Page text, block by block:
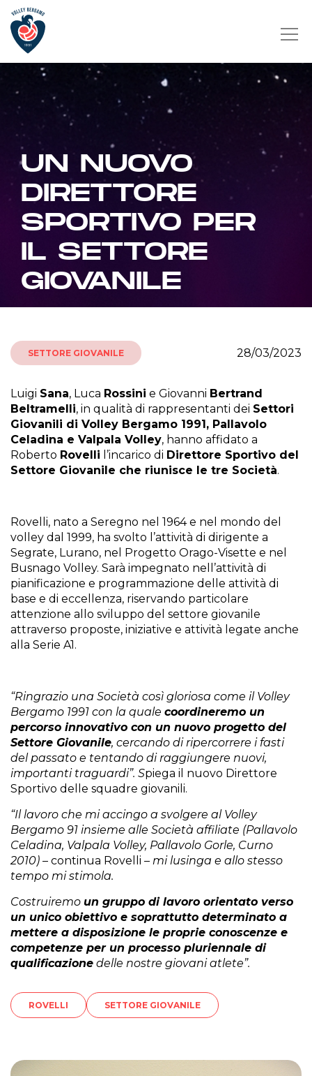
UN NUOVO
DIRETTORE
SPORTIVO PER
IL SETTORE
GIOVANILE
SETTORE GIOVANILE 28/03/2023
Luigi Sana, Luca Rossini e Giovanni Bertrand
Beltramelli, in qualità di rappresentanti dei Settori
Giovanili di Volley Bergamo 1991, Pallavolo
Celadina e Valpala Volley, hanno affidato a
Roberto Rovelli l’incarico di Direttore Sportivo del
Settore Giovanile che riunisce le tre Società.
Rovelli, nato a Seregno nel 1964 e nel mondo del
volley dal 1999, ha svolto l’attività di dirigente a
Segrate, Lurano, nel Progetto Orago-Visette e nel
Busnago Volley. Sarà impegnato nell’attività di
pianificazione e programmazione delle attività di
base e di eccellenza, riservando particolare
attenzione allo sviluppo del settore giovanile
attraverso proposte, iniziative e attività legate anche
alla Serie A1.
“Ringrazio una Società così gloriosa come il Volley
Bergamo 1991 con la quale coordineremo un
percorso innovativo con un nuovo progetto del
Settore Giovanile, cercando di ripercorrere i fasti
del passato e tentando di raggiungere nuovi,
importanti traguardi”. Spiega il nuovo Direttore
Sportivo delle squadre giovanili.
“Il lavoro che mi accingo a svolgere al Volley
Bergamo 91 insieme alle Società affiliate (Pallavolo
Celadina, Valpala Volley, Pallavolo Gorle, Curno
2010) – continua Rovelli – mi lusinga e allo stesso
tempo mi stimola.
Costruiremo un gruppo di lavoro orientato verso
un unico obiettivo e soprattutto determinato a
mettere a disposizione le proprie conoscenze e
competenze per un processo pluriennale di
qualificazione delle nostre giovani atlete”.
ROVELLI SETTORE GIOVANILE